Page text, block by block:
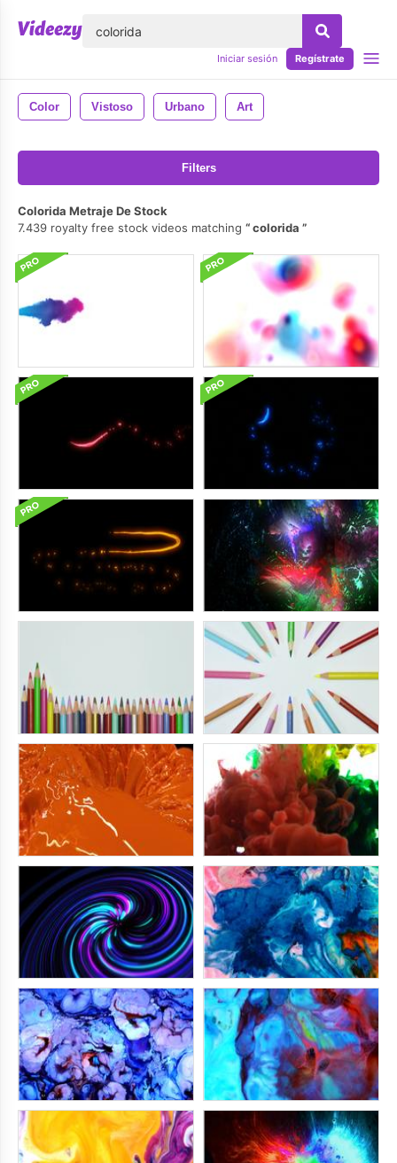
Iniciar sesión Regístrate
Color Vistoso Urbano Art
Filters
Colorida Metraje De Stock
7.439 royalty free stock videos matching
colorida